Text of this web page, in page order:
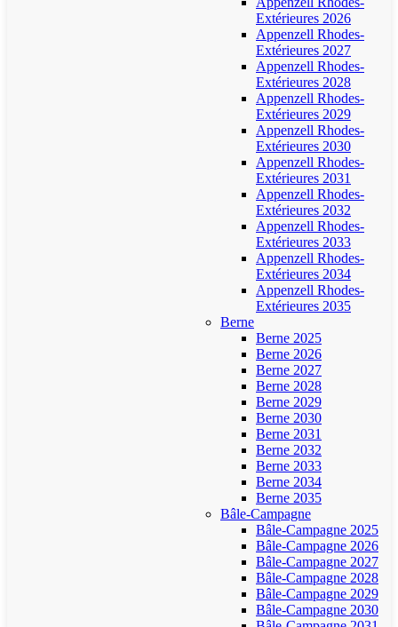
Extérieures 2026
Appenzell Rhodes-
Extérieures 2027
Appenzell Rhodes-
Extérieures 2028
Appenzell Rhodes-
Extérieures 2029
Appenzell Rhodes-
Extérieures 2030
Appenzell Rhodes-
Extérieures 2031
Appenzell Rhodes-
Extérieures 2032
Appenzell Rhodes-
Extérieures 2033
Appenzell Rhodes-
Extérieures 2034
Appenzell Rhodes-
Extérieures 2035
Berne
Berne 2025
Berne 2026
Berne 2027
Berne 2028
Berne 2029
Berne 2030
Berne 2031
Berne 2032
Berne 2033
Berne 2034
Berne 2035
Bâle-Campagne
Bâle-Campagne 2025
Bâle-Campagne 2026
Bâle-Campagne 2027
Bâle-Campagne 2028
Bâle-Campagne 2029
Bâle-Campagne 2030